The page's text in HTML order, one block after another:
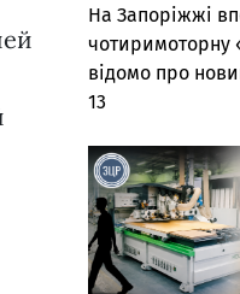
На Запоріжжі
чотиримоторну
відомо про
13